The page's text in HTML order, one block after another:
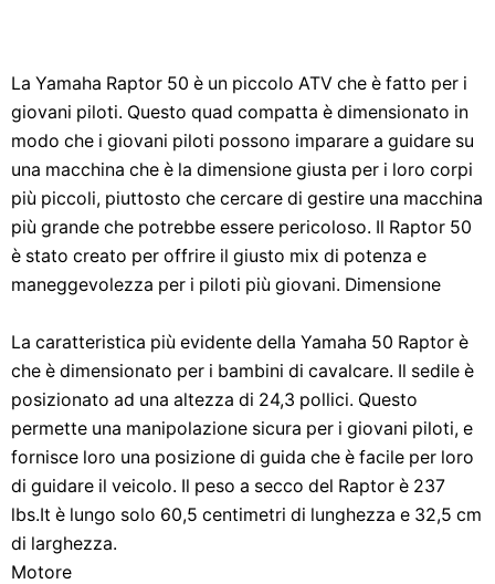
La Yamaha Raptor 50 è un piccolo ATV che è fatto per i
giovani piloti. Questo quad compatta è dimensionato in
modo che i giovani piloti possono imparare a guidare su
una macchina che è la dimensione giusta per i loro corpi
più piccoli, piuttosto che cercare di gestire una macchina
più grande che potrebbe essere pericoloso. Il Raptor 50
è stato creato per offrire il giusto mix di potenza e
maneggevolezza per i piloti più giovani. Dimensione
La caratteristica più evidente della Yamaha 50 Raptor è
che è dimensionato per i bambini di cavalcare. Il sedile è
posizionato ad una altezza di 24,3 pollici. Questo
permette una manipolazione sicura per i giovani piloti, e
fornisce loro una posizione di guida che è facile per loro
di guidare il veicolo. Il peso a secco del Raptor è 237
lbs.It è lungo solo 60,5 centimetri di lunghezza e 32,5 cm
di larghezza.
Motore